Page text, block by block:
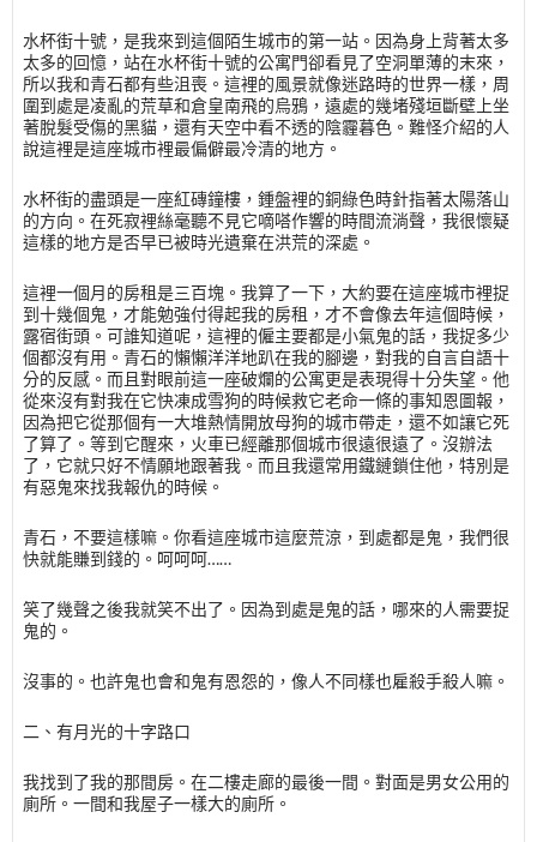
水杯街十號，是我來到這個陌生城市的第一站。因為身上背著太多
太多的回憶，站在水杯街十號的公寓門卻看見了空洞單薄的末來，
所以我和青石都有些沮喪。這裡的風景就像迷路時的世界一樣，周
圍到處是凌亂的荒草和倉皇南飛的烏鴉，遠處的幾堵殘垣斷壁上坐
著脫髮受傷的黑貓，還有天空中看不透的陰霾暮色。難怪介紹的人
說這裡是這座城市裡最偏僻最冷清的地方。
水杯街的盡頭是一座紅磚鐘樓，鍾盤裡的銅綠色時針指著太陽落山
的方向。在死寂裡絲毫聽不見它嘀嗒作響的時間流淌聲，我很懷疑
這樣的地方是否早已被時光遺棄在洪荒的深處。
這裡一個月的房租是三百塊。我算了一下，大約要在這座城市裡捉
到十幾個鬼，才能勉強付得起我的房租，才不會像去年這個時候，
露宿街頭。可誰知道呢，這裡的僱主要都是小氣鬼的話，我捉多少
個都沒有用。青石的懶懶洋洋地趴在我的腳邊，對我的自言自語十
分的反感。而且對眼前這一座破爛的公寓更是表現得十分失望。他
從來沒有對我在它快凍成雪狗的時候救它老命一條的事知恩圖報，
因為把它從那個有一大堆熱情開放母狗的城市帶走，還不如讓它死
了算了。等到它醒來，火車已經離那個城市很遠很遠了。沒辦法
了，它就只好不情願地跟著我。而且我還常用鐵鏈鎖住他，特別是
有惡鬼來找我報仇的時候。
青石，不要這樣嘛。你看這座城市這麼荒涼，到處都是鬼，我們很
快就能賺到錢的。呵呵呵……
笑了幾聲之後我就笑不出了。因為到處是鬼的話，哪來的人需要捉
鬼的。
沒事的。也許鬼也會和鬼有恩怨的，像人不同樣也雇殺手殺人嘛。
二、有月光的十字路口
我找到了我的那間房。在二樓走廊的最後一間。對面是男女公用的
廁所。一間和我屋子一樣大的廁所。